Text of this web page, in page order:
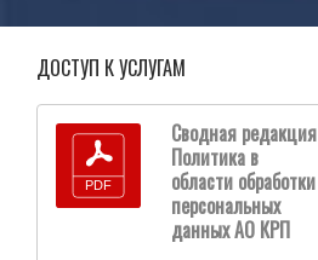
ДОСТУП К УСЛУГАМ
Сводная редакция
Политика в
области обработки
персональных
данных АО КРП